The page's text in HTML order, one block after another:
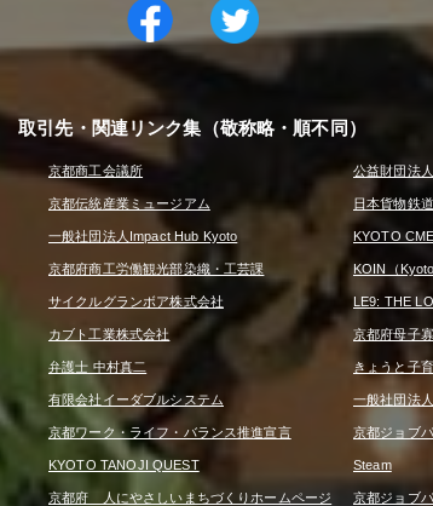
取引先・関連リンク集（敬称略・順不同）
京都商工会議所 公益財団法
京都伝統産業ミュージアム 日本貨物鉄
一般社団法人Impact Hub Kyoto KYOTO
京都府商工労働観光部染織・工芸課 KOIN（
サイクルグランボア株式会社 LE9: THE
カブト工業株式会社 京都府母子
弁護士 中村真二 きょうと子
有限会社イーダブルシステム 一般社団法
京都ワーク・ライフ・バランス推進宣言 京都ジョブ
KYOTO TANOJI QUEST Steam
京都府 人にやさしいまちづくりホームページ 京都ジョブ